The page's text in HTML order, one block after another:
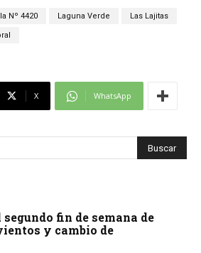
Nº 4420 Laguna Verde Las Lajitas
X WhatsApp
segundo fin de semana de
y cambio de